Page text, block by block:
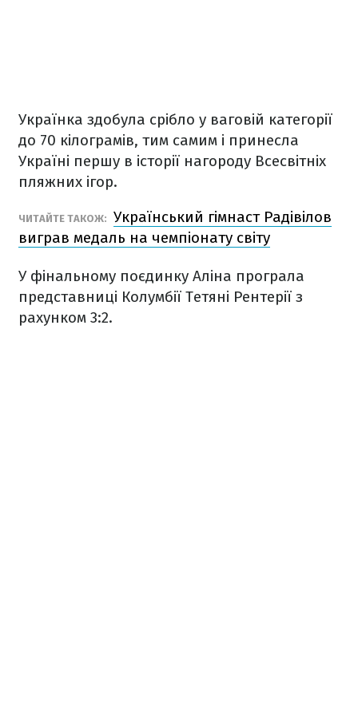
Українка здобула срібло у ваговій категорії
до 70 кілограмів, тим самим і принесла
Україні першу в історії нагороду Всесвітніх
пляжних ігор.
ЧИТАЙТЕ ТАКОЖ: Український гімнаст Радівілов
виграв медаль на чемпіонату світу
У фінальному поєдинку Аліна програла
представниці Колумбії Тетяні Рентерії з
рахунком 3:2.